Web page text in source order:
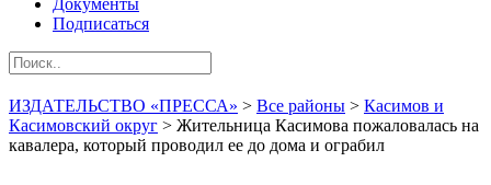
Документы
Подписаться
ИЗДАТЕЛЬСТВО «ПРЕССА» > Все районы > Касимов и
Касимовский округ > Жительница Касимова пожаловалась на
кавалера, который проводил ее до дома и ограбил